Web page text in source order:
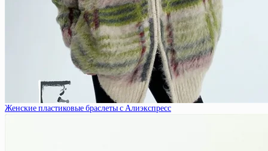
Женские пластиковые браслеты с Алиэкспресс